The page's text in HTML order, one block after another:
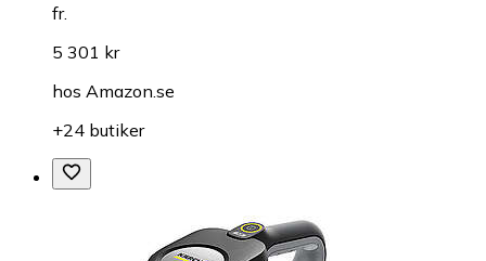
fr.
5 301 kr
hos Amazon.se
+24 butiker